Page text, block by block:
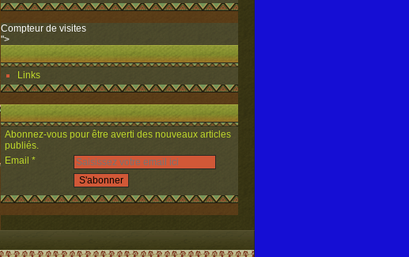
Compteur de visites
">
Links
Abonnez-vous pour être averti des nouveaux articles
publiés.
Email